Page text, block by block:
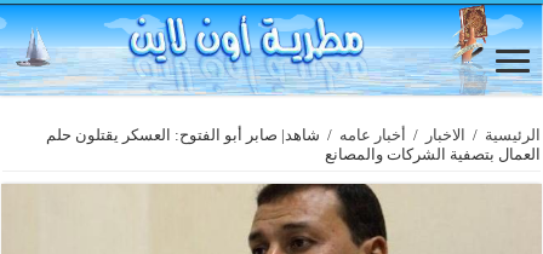
الرئيسية / الاخبار / أخبار عامه / شاهد| صابر أبو الفتوح: العسكر يقتلون حلم
العمال بتصفية الشركات والمصانع